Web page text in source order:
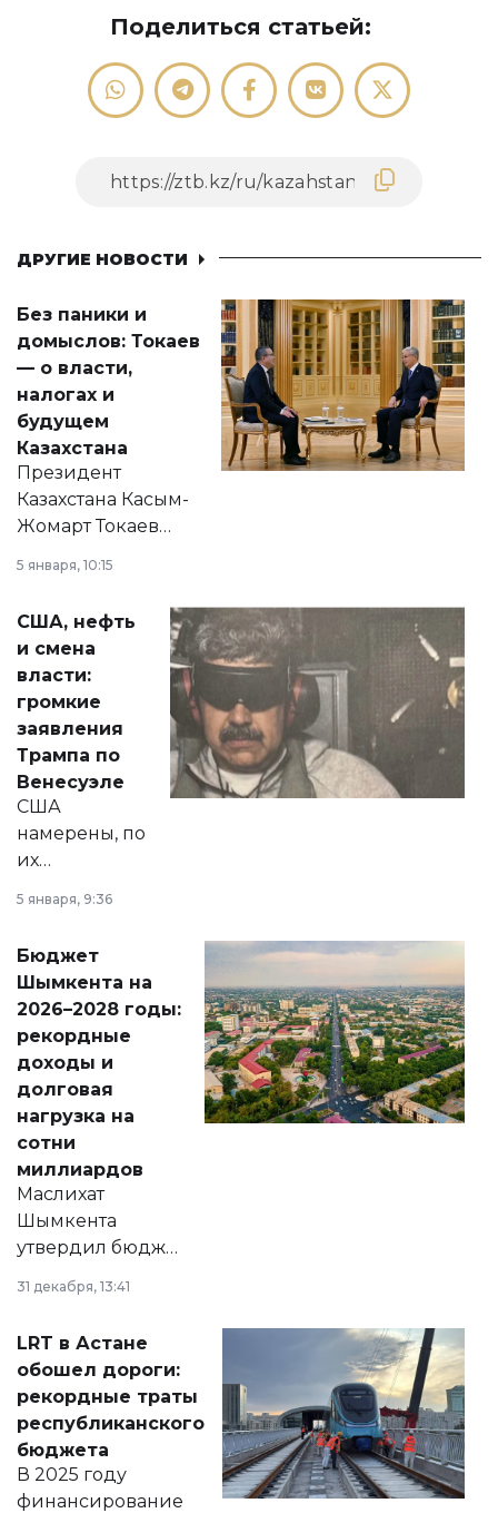
Поделиться статьей:
ДРУГИЕ НОВОСТИ
Без паники и
домыслов: Токаев
— о власти,
налогах и
будущем
Казахстана
Президент
Казахстана Касым-
Жомарт Токаев
сразу несколько
актуальных тем —
от слухов о
политических
реформах до
вопросов армии,
экономики и
личного здоровья.
5 января, 10:15
США, нефть
и смена
власти:
громкие
заявления
Трампа по
Венесуэле
США
намерены, по
их
принести
народу
Венесуэлы.
5 января, 9:36
Бюджет
Шымкента на
2026–2028 годы:
рекордные
доходы и
долговая
нагрузка на
сотни
миллиардов
Маслихат
Шымкента
утвердил бюджет
города на 2026–
2028 годы.
документ
появился в базе
нормативных
правовых актов и
на сайте маслихат
города.
31 декабря, 13:41
LRT в Астане
обошел дороги:
рекордные траты
республиканского
бюджета
В 2025 году
финансирование